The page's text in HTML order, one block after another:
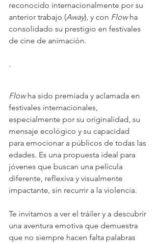
reconocido internacionalmente por su
anterior trabajo (Away), y con Flow ha
consolidado su prestigio en festivales
de cine de animación.
.
Flow ha sido premiada y aclamada en
festivales internacionales,
especialmente por su originalidad, su
mensaje ecológico y su capacidad
para emocionar a públicos de todas las
edades. Es una propuesta ideal para
jóvenes que buscan una película
diferente, reflexiva y visualmente
impactante, sin recurrir a la violencia.
Te invitamos a ver el tráiler y a descubrir
una aventura emotiva que demuestra
que no siempre hacen falta palabras